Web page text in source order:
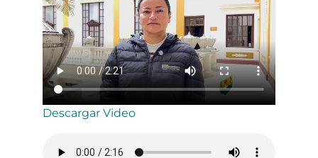
Descargar Video